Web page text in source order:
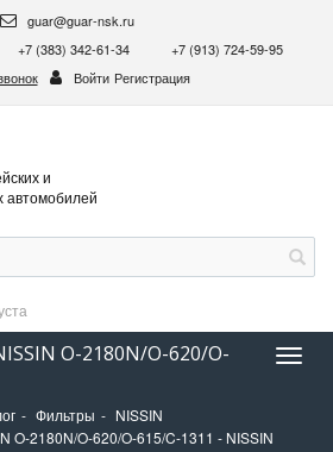
guar@guar-nsk.ru
+7 (383) 342-61-34
+7 (913) 724-59-95
Войти Регистрация
и
автомобилей
O-2180N/O-620/O-
Фильтры
NISSIN
O-2180N/O-620/O-615/C-1311 - NISSIN